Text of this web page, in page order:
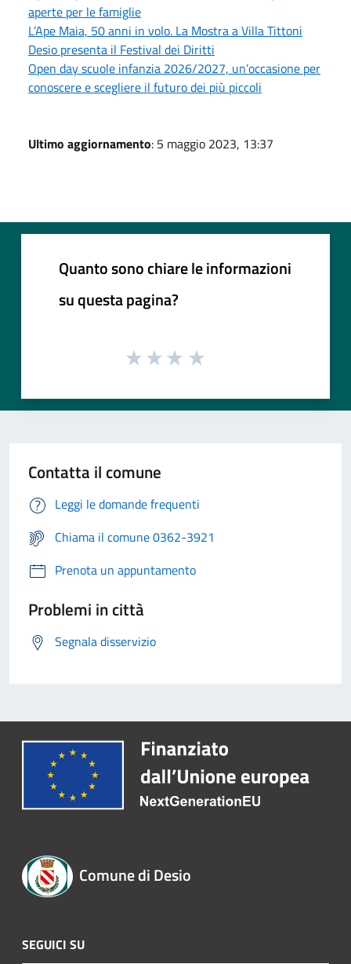
aperte per le famiglie
L’Ape Maia, 50 anni in volo. La Mostra a Villa Tittoni
Desio presenta il Festival dei Diritti
Open day scuole infanzia 2026/2027, un’occasione per
conoscere e scegliere il futuro dei più piccoli
Ultimo aggiornamento: 5 maggio 2023, 13:37
Quanto sono chiare le informazioni
su questa pagina?
Contatta il comune
Leggi le domande frequenti
Chiama il comune 0362-3921
Prenota un appuntamento
Problemi in città
Segnala disservizio
Comune di Desio
SEGUICI SU